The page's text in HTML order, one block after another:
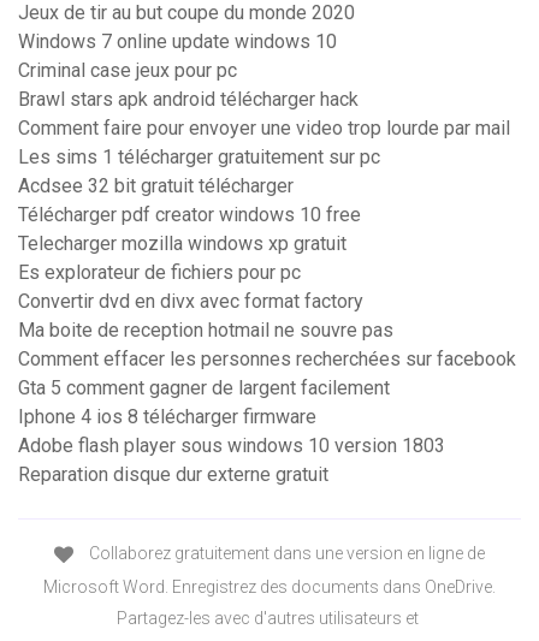
Jeux de tir au but coupe du monde 2020
Windows 7 online update windows 10
Criminal case jeux pour pc
Brawl stars apk android télécharger hack
Comment faire pour envoyer une video trop lourde par mail
Les sims 1 télécharger gratuitement sur pc
Acdsee 32 bit gratuit télécharger
Télécharger pdf creator windows 10 free
Telecharger mozilla windows xp gratuit
Es explorateur de fichiers pour pc
Convertir dvd en divx avec format factory
Ma boite de reception hotmail ne souvre pas
Comment effacer les personnes recherchées sur facebook
Gta 5 comment gagner de largent facilement
Iphone 4 ios 8 télécharger firmware
Adobe flash player sous windows 10 version 1803
Reparation disque dur externe gratuit
Collaborez gratuitement dans une version en ligne de
Microsoft Word. Enregistrez des documents dans OneDrive.
Partagez-les avec d'autres utilisateurs et